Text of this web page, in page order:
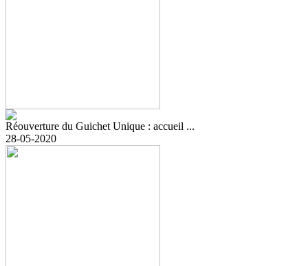
Réouverture du Guichet Unique : accueil ...
28-05-2020